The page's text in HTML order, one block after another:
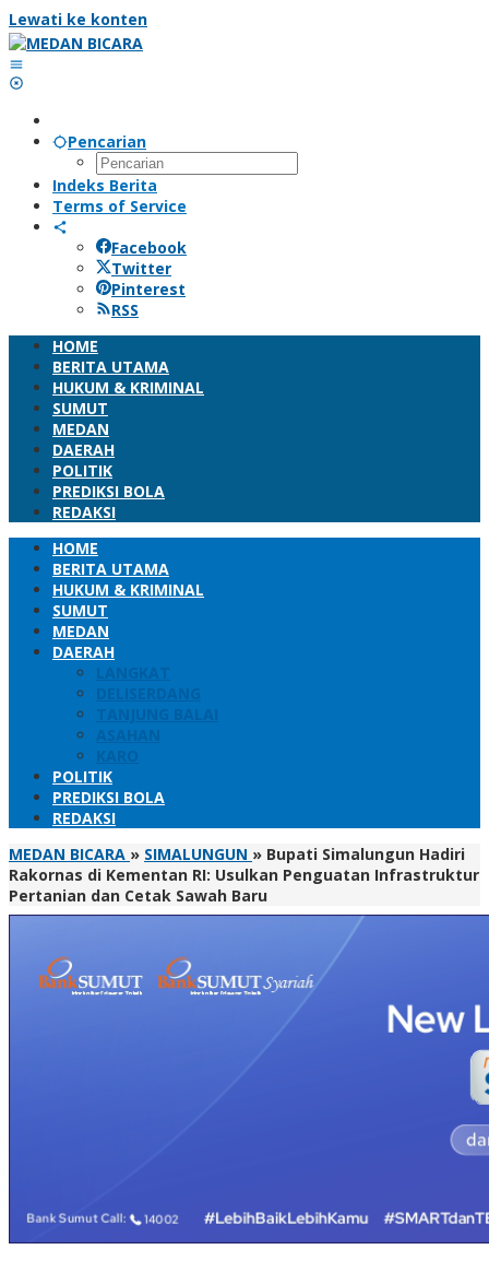
Lewati ke konten
Pencarian
Indeks Berita
Terms of Service
Facebook
Twitter
Pinterest
RSS
HOME
BERITA UTAMA
HUKUM & KRIMINAL
SUMUT
MEDAN
DAERAH
POLITIK
PREDIKSI BOLA
REDAKSI
HOME
BERITA UTAMA
HUKUM & KRIMINAL
SUMUT
MEDAN
DAERAH
LANGKAT
DELISERDANG
TANJUNG BALAI
ASAHAN
KARO
POLITIK
PREDIKSI BOLA
REDAKSI
MEDAN BICARA » SIMALUNGUN » Bupati Simalungun Hadiri
Rakornas di Kementan RI: Usulkan Penguatan Infrastruktur
Pertanian dan Cetak Sawah Baru